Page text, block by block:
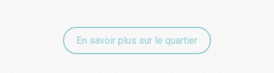
En savoir plus sur le quartier